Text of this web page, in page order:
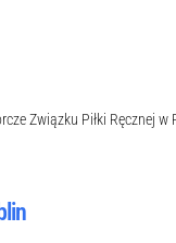
Związku Piłki Ręcznej w